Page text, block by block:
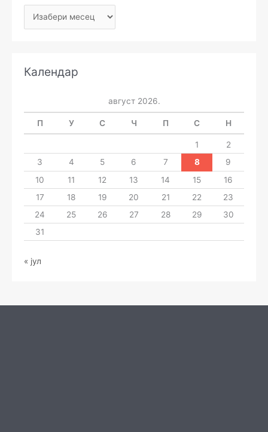
Календар
август 2026.
П У С Ч П С Н
1
2
3
4 5 6 7 8
9
10
11 12 13 14 15
16
17
18 19 20 21 22
23
24
25 26 27 28 29
30
31
« јул